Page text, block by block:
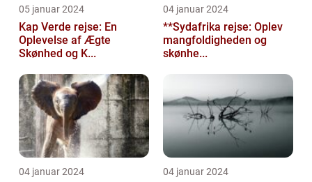
05 januar 2024
Kap Verde rejse: En
Oplevelse af Ægte
Skønhed og K...
04 januar 2024
**Sydafrika rejse: Oplev
mangfoldigheden og
skønhe...
04 januar 2024 04 januar 2024